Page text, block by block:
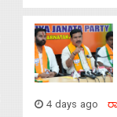
4 days ago